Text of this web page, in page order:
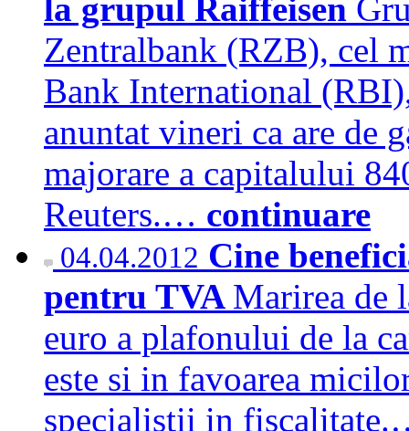
la grupul Raiffeisen
Zentralbank (RZB), cel
Bank International
anuntat vineri ca are de
majorare a capitalului
Reuters.… continuare
04.04.2012 Cine
pentru TVA Marirea de
euro a plafonului de la
este si in favoarea
specialistii in